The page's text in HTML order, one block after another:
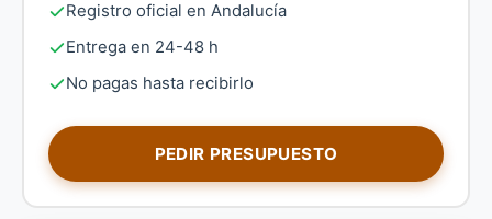
Registro oficial en Andalucía
Entrega en 24-48 h
No pagas hasta recibirlo
PEDIR PRESUPUESTO